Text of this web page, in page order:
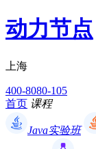
动力节点
上海
400-8080-105
首页 课程
Java实验班